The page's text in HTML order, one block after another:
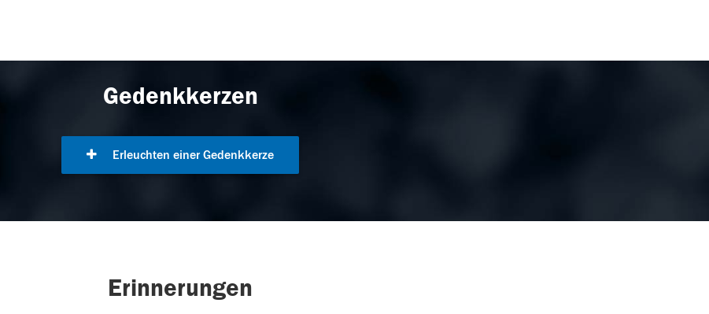
Gedenkkerzen
Erleuchten einer Gedenkkerze
Erinnerungen